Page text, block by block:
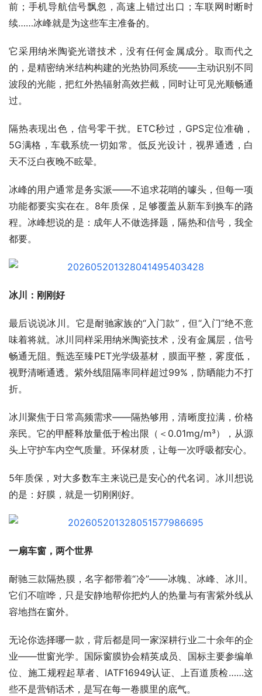
前；手机导航信号飘忽，高速上错过出口；车联网时断时
续……冰峰就是为这些车主准备的。
它采用纳米陶瓷光谱技术，没有任何金属成分。取而代之
的，是精密纳米结构构建的光热协同系统——主动识别不同
波段的光能，把红外热辐射高效拦截，同时让可见光顺畅通
过。
隔热表现出色，信号零干扰。ETC秒过，GPS定位准确，
5G满格，车载系统一切如常。低反光设计，视界通透，白
天不泛白夜晚不眩晕。
冰峰的用户通常是务实派——不追求花哨的噱头，但每一项
功能都要实实在在。8年质保，足够覆盖从新车到换车的路
程。冰峰想说的是：成年人不做选择题，隔热和信号，我全
都要。
冰川：刚刚好
最后说说冰川。它是耐驰家族的“入门款”，但“入门”绝不意
味着将就。冰川同样采用纳米陶瓷技术，没有金属层，信号
畅通无阻。甄选至臻PET光学级基材，膜面平整，雾度低，
视野清晰通透。紫外线阻隔率同样超过99%，防晒能力不打
折。
冰川聚焦于日常高频需求——隔热够用，清晰度拉满，价格
亲民。它的甲醛释放量低于检出限（＜0.01mg/m³），从源
头上守护车内空气质量。环保材质，让每一次呼吸都安心。
5年质保，对大多数车主来说已是安心的代名词。冰川想说
的是：好膜，就是一切刚刚好。
一扇车窗，两个世界
耐驰三款隔热膜，名字都带着“冷”——冰魄、冰峰、冰川。
它们不喧哗，只是安静地帮你把灼人的热量与有害紫外线从
容地挡在窗外。
无论你选择哪一款，背后都是同一家深耕行业二十余年的企
业——世窗光学。国际窗膜协会精英成员、国标主要参编单
位、施工规程起草者、IATF16949认证、上百道质检……这
些不是营销话术，是写在每一卷膜里的底气。